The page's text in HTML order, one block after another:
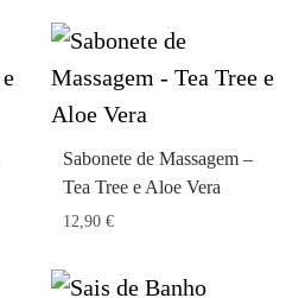
Sabonete de Massagem –
Tea Tree e Aloe Vera
12,90 €